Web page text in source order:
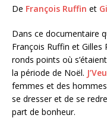
De François Ruffin et
Dans ce documentaire
François Ruffin et
ronds points où
la période de Noël.
femmes et des
se dresser et de se
part de bonheur.